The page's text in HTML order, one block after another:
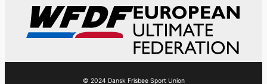
© 2024 Dansk Frisbee Sport Union